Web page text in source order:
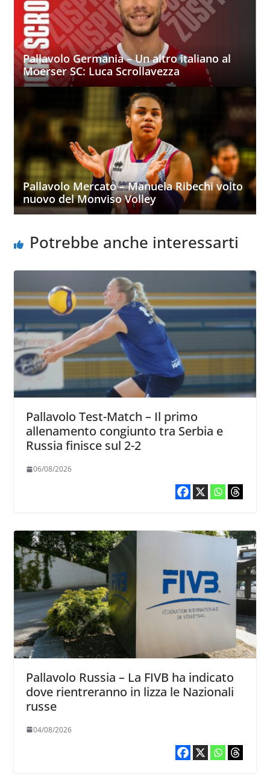
Pallavolo Germania – Un altro italiano al
Moerser SC: Luca Scrollavezza
Pallavolo Mercato – Manuela Ribechi volto
nuovo del Monviso Volley
Potrebbe anche interessarti
Pallavolo Test-Match – Il primo
allenamento congiunto tra Serbia e
Russia finisce sul 2-2
06/08/2026
Pallavolo Russia – La FIVB ha indicato
dove rientreranno in lizza le Nazionali
russe
04/08/2026